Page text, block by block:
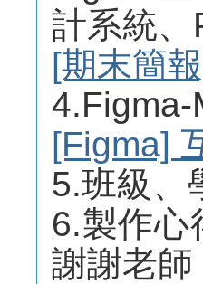
計系統
[期末簡
4.Figma-
[Figma]
5.班級、
6.製作心
謝謝老師